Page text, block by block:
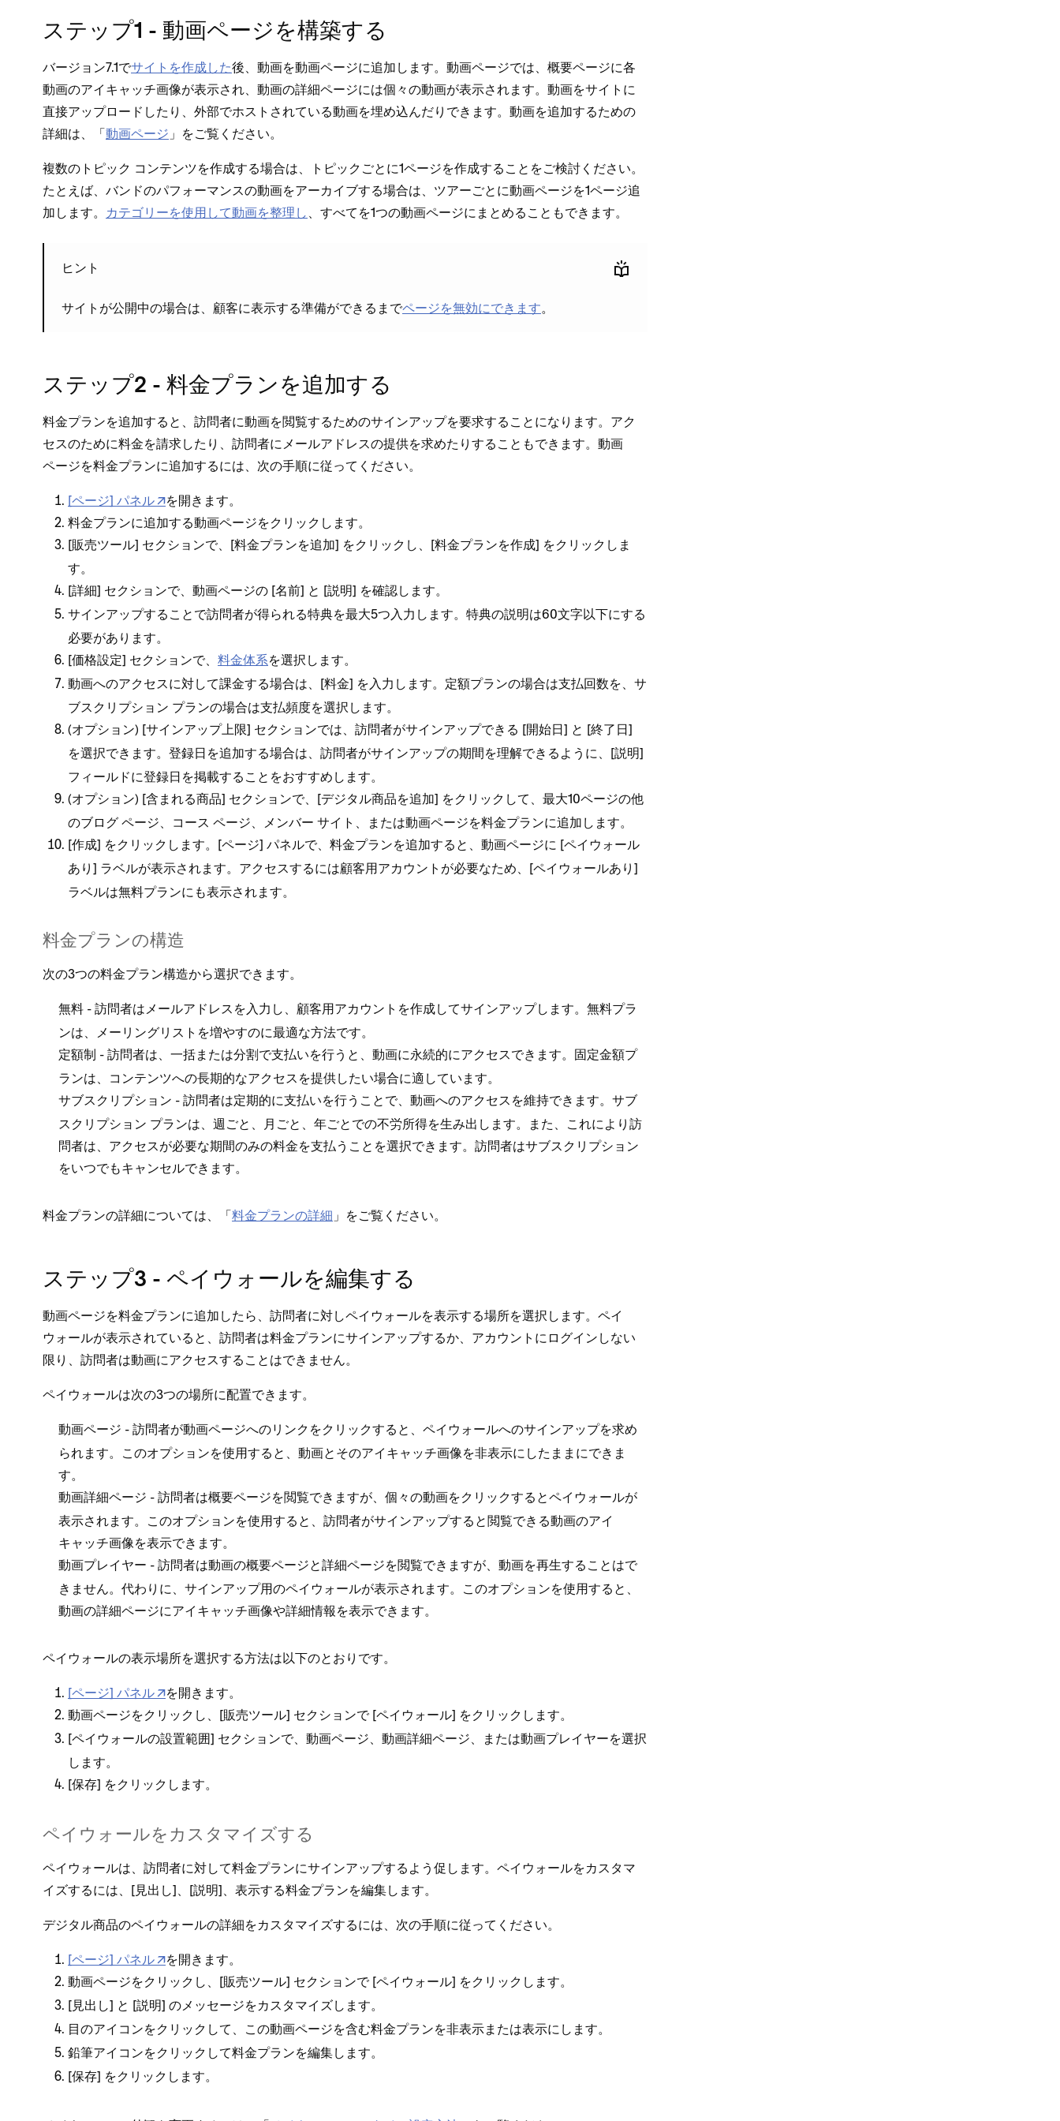
ステ⁠ップ1 - 動画ペ⁠ージを構築する
バ⁠ージ⁠ョン7⁠.1でサイトを作成した後⁠、動画を動画ペ⁠ージに追加します⁠。動画ペ⁠ージでは⁠、概要ペ⁠ージに各
動画のアイキ⁠ャ⁠ッチ画像が表示され⁠、動画の詳細ペ⁠ージには個⁠々の動画が表示されます⁠。動画をサイトに
直接ア⁠ップロ⁠ードしたり⁠、外部でホストされている動画を埋め込んだりできます⁠。動画を追加するための
詳細は⁠、「⁠動画ペ⁠ージ ⁠」をご覧ください⁠。
複数のトピ⁠ック コンテンツを作成する場合は⁠、トピ⁠ックごとに1ペ⁠ージを作成することをご検討ください⁠。
たとえば⁠、バンドのパフ⁠ォ⁠ーマンスの動画をア⁠ーカイブする場合は⁠、ツア⁠ーごとに動画ペ⁠ージを1ペ⁠ージ追
加します⁠。 カテゴリ⁠ーを使用して動画を整理し ⁠、すべてを1つの動画ペ⁠ージにまとめることもできます⁠。
ヒント
サイトが公開中の場合は⁠、顧客に表示する準備ができるまでペ⁠ージを無効にできます⁠。
ステ⁠ップ2 - 料金プランを追加する
料金プランを追加すると⁠、訪問者に動画を閲覧するためのサインア⁠ップを要求することになります⁠。アク
セスのために料金を請求したり⁠、訪問者にメ⁠ールアドレスの提供を求めたりすることもできます⁠。動画
ペ⁠ージを料金プランに追加するには⁠、次の手順に従⁠ってください⁠。
[⁠ペ⁠ージ⁠] パネル
を開きます⁠。
料金プランに追加する動画ペ⁠ージをクリ⁠ックします⁠。
[⁠販売ツ⁠ール⁠] セクシ⁠ョンで⁠、[⁠料金プランを追加⁠] をクリ⁠ックし⁠、[⁠料金プランを作成⁠] をクリ⁠ックしま
す⁠。
[⁠詳細⁠] セクシ⁠ョンで⁠、動画ペ⁠ージの [⁠名前⁠] と [⁠説明⁠] を確認します⁠。
サインア⁠ップすることで訪問者が得られる特典を最大5つ入力します⁠。特典の説明は60文字以下にする
必要があります⁠。
[⁠価格設定⁠] セクシ⁠ョンで⁠、 料金体系を選択します⁠。
動画へのアクセスに対して課金する場合は⁠、[⁠料金⁠] を入力します⁠。定額プランの場合は支払回数を⁠、サ
ブスクリプシ⁠ョン プランの場合は支払頻度を選択します⁠。
(⁠オプシ⁠ョン⁠) [⁠サインア⁠ップ上限⁠] セクシ⁠ョンでは⁠、訪問者がサインア⁠ップできる [⁠開始日 ⁠] と [⁠終了日 ⁠]
を選択できます⁠。登録日を追加する場合は⁠、訪問者がサインア⁠ップの期間を理解できるように⁠、[⁠説明⁠]
フ⁠ィ⁠ールドに登録日を掲載することをおすすめします⁠。
(⁠オプシ⁠ョン⁠) [⁠含まれる商品⁠] セクシ⁠ョンで⁠、[⁠デジタル商品を追加⁠] をクリ⁠ックして⁠、最大10ペ⁠ージの他
のブログ ペ⁠ージ⁠、コ⁠ース ペ⁠ージ⁠、メンバ⁠ー サイト⁠、または動画ペ⁠ージを料金プランに追加します⁠。
[⁠作成⁠] をクリ⁠ックします⁠。[⁠ペ⁠ージ⁠] パネルで⁠、料金プランを追加すると⁠、動画ペ⁠ージに [⁠ペイウ⁠ォ⁠ール
あり ⁠] ラベルが表示されます⁠。アクセスするには顧客用アカウントが必要なため⁠、[⁠ペイウ⁠ォ⁠ールあり⁠]
ラベルは無料プランにも表示されます⁠。
料金プランの構造
次の3つの料金プラン構造から選択できます⁠。
無料 - 訪問者はメ⁠ールアドレスを入力し⁠、顧客用アカウントを作成してサインア⁠ップします⁠。無料プラ
ンは⁠、メ⁠ーリングリストを増やすのに最適な方法です⁠。
定額制 - 訪問者は⁠、一括または分割で支払いを行うと⁠、動画に永続的にアクセスできます⁠。固定金額プ
ランは⁠、コンテンツへの長期的なアクセスを提供したい場合に適しています⁠。
サブスクリプシ⁠ョン - 訪問者は定期的に支払いを行うことで⁠、動画へのアクセスを維持できます⁠。サブ
スクリプシ⁠ョン プランは⁠、週ごと⁠、月ごと⁠、年ごとでの不労所得を生み出します⁠。また⁠、これにより訪
問者は⁠、アクセスが必要な期間のみの料金を支払うことを選択できます⁠。訪問者はサブスクリプシ⁠ョン
をいつでもキ⁠ャンセルできます⁠。
料金プランの詳細については⁠、「⁠料金プランの詳細 ⁠」をご覧ください⁠。
ステ⁠ップ3 - ペイウ⁠ォ⁠ールを編集する
動画ペ⁠ージを料金プランに追加したら⁠、訪問者に対しペイウ⁠ォ⁠ールを表示する場所を選択します⁠。ペイ
ウ⁠ォ⁠ールが表示されていると⁠、訪問者は料金プランにサインア⁠ップするか⁠、アカウントにログインしない
限り⁠、訪問者は動画にアクセスすることはできません⁠。
ペイウ⁠ォ⁠ールは次の3つの場所に配置できます⁠。
動画ペ⁠ージ - 訪問者が動画ペ⁠ージへのリンクをクリ⁠ックすると⁠、ペイウ⁠ォ⁠ールへのサインア⁠ップを求め
られます⁠。このオプシ⁠ョンを使用すると⁠、動画とそのアイキ⁠ャ⁠ッチ画像を非表示にしたままにできま
す⁠。
動画詳細ペ⁠ージ - 訪問者は概要ペ⁠ージを閲覧できますが⁠、個⁠々の動画をクリ⁠ックするとペイウ⁠ォ⁠ールが
表示されます⁠。このオプシ⁠ョンを使用すると⁠、訪問者がサインア⁠ップすると閲覧できる動画のアイ
キ⁠ャ⁠ッチ画像を表示できます⁠。
動画プレイヤ⁠ー - 訪問者は動画の概要ペ⁠ージと詳細ペ⁠ージを閲覧できますが⁠、動画を再生することはで
きません⁠。代わりに⁠、サインア⁠ップ用のペイウ⁠ォ⁠ールが表示されます⁠。このオプシ⁠ョンを使用すると⁠、
動画の詳細ペ⁠ージにアイキ⁠ャ⁠ッチ画像や詳細情報を表示できます⁠。
ペイウ⁠ォ⁠ールの表示場所を選択する方法は以下のとおりです⁠。
[⁠ペ⁠ージ⁠] パネル
を開きます⁠。
動画ペ⁠ージをクリ⁠ックし⁠、[⁠販売ツ⁠ール⁠] セクシ⁠ョンで [⁠ペイウ⁠ォ⁠ール⁠] をクリ⁠ックします⁠。
[⁠ペイウ⁠ォ⁠ールの設置範囲⁠] セクシ⁠ョンで⁠、 動画ペ⁠ージ⁠、 動画詳細ペ⁠ージ⁠、または動画プレイヤ⁠ーを選択
します⁠。
[⁠保存⁠] をクリ⁠ックします⁠。
ペイウ⁠ォ⁠ールをカスタマイズする
ペイウ⁠ォ⁠ールは⁠、訪問者に対して料金プランにサインア⁠ップするよう促します⁠。ペイウ⁠ォ⁠ールをカスタマ
イズするには⁠、[⁠見出し⁠]⁠、[⁠説明⁠]⁠、表示する料金プランを編集します⁠。
デジタル商品のペイウ⁠ォ⁠ールの詳細をカスタマイズするには⁠、次の手順に従⁠ってください⁠。
[⁠ペ⁠ージ⁠] パネル
を開きます⁠。
動画ペ⁠ージをクリ⁠ックし⁠、[⁠販売ツ⁠ール⁠] セクシ⁠ョンで [⁠ペイウ⁠ォ⁠ール⁠] をクリ⁠ックします⁠。
[⁠見出し⁠] と [⁠説明⁠] のメ⁠ッセ⁠ージをカスタマイズします⁠。
目 のアイコンをクリ⁠ックして⁠、この動画ペ⁠ージを含む料金プランを非表示または表示にします⁠。
鉛筆アイコンをクリ⁠ックして料金プランを編集します⁠。
[⁠保存⁠] をクリ⁠ックします⁠。